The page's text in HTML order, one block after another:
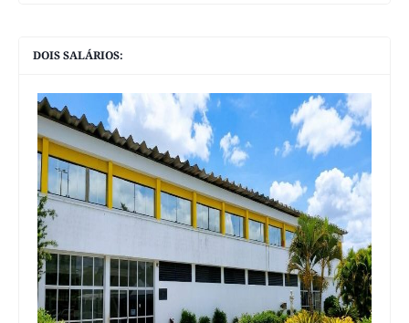
DOIS SALÁRIOS: